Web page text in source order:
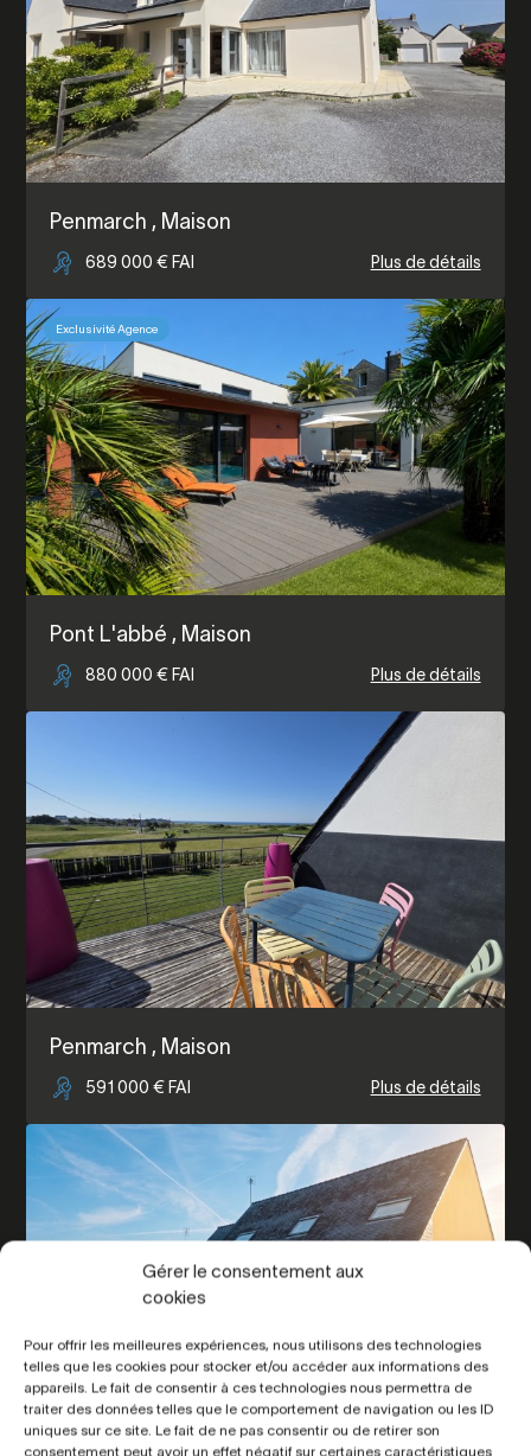
Gérer le consentement aux
cookies
Pour offrir les meilleures expériences, nous utilisons des technologies
telles que les cookies pour stocker et/ou accéder aux informations des
appareils. Le fait de consentir à ces technologies nous permettra de
traiter des données telles que le comportement de navigation ou les ID
uniques sur ce site. Le fait de ne pas consentir ou de retirer son
consentement peut avoir un effet négatif sur certaines caractéristiques
Penmarch , Maison
689 000 € FAI Plus de détails
Exclusivité Agence
Pont L'abbé , Maison
880 000 € FAI Plus de détails
Penmarch , Maison
591 000 € FAI Plus de détails